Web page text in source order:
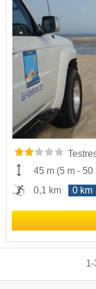
45 m (5 m - 50
0,1 km
0 km
1-